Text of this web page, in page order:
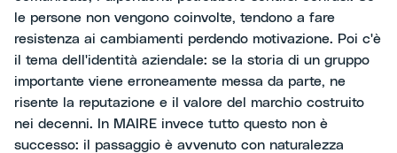
le persone non vengono coinvolte, tendono a fare
resistenza ai cambiamenti perdendo motivazione. Poi c'è
il tema dell'identità aziendale: se la storia di un gruppo
importante viene erroneamente messa da parte, ne
risente la reputazione e il valore del marchio costruito
nei decenni. In MAIRE invece tutto questo non è
successo: il passaggio è avvenuto con naturalezza